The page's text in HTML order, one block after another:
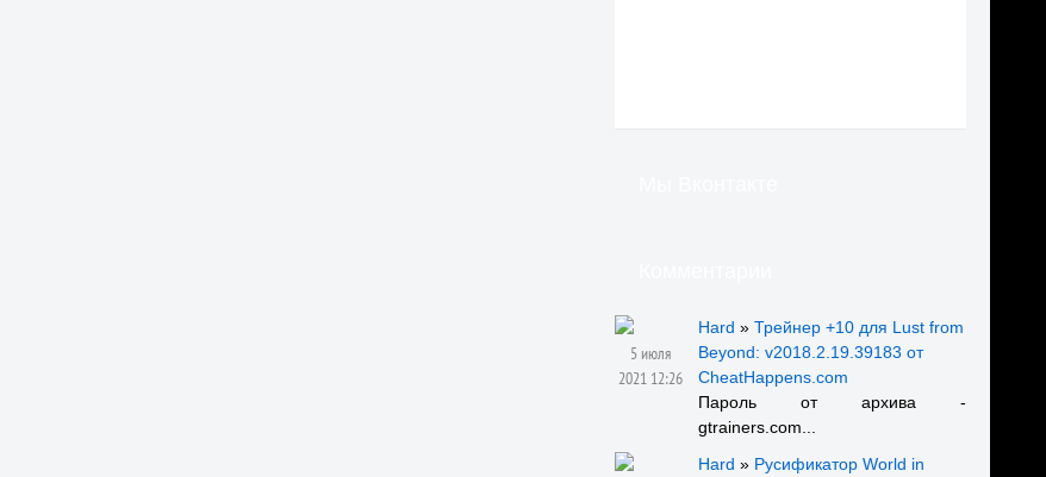
5 июля
2021 12:26
Hard » Трейнер +10 для Lust from
Beyond: v2018.2.19.39183 от
CheatHappens.com
Пароль от архива -
gtrainers.com...
Hard » Русификатор World in